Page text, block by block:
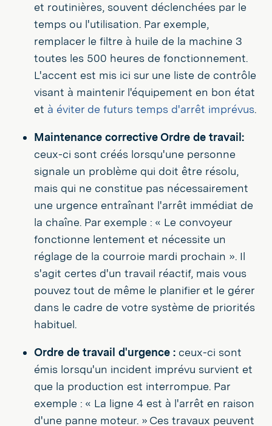
et routinières, souvent déclenchées par le
temps ou l'utilisation. Par exemple,
remplacer le filtre à huile de la machine 3
toutes les 500 heures de fonctionnement.
L'accent est mis ici sur une liste de contrôle
visant à maintenir l'équipement en bon état
et à éviter de futurs temps d'arrêt imprévus.
Maintenance corrective Ordre de travail:
ceux-ci sont créés lorsqu'une personne
signale un problème qui doit être résolu,
mais qui ne constitue pas nécessairement
une urgence entraînant l'arrêt immédiat de
la chaîne. Par exemple : « Le convoyeur
fonctionne lentement et nécessite un
réglage de la courroie mardi prochain ». Il
s'agit certes d'un travail réactif, mais vous
pouvez tout de même le planifier et le gérer
dans le cadre de votre système de priorités
habituel.
Ordre de travail d'urgence : ceux-ci sont
émis lorsqu'un incident imprévu survient et
que la production est interrompue. Par
exemple : « La ligne 4 est à l'arrêt en raison
d'une panne moteur. » Ces travaux peuvent